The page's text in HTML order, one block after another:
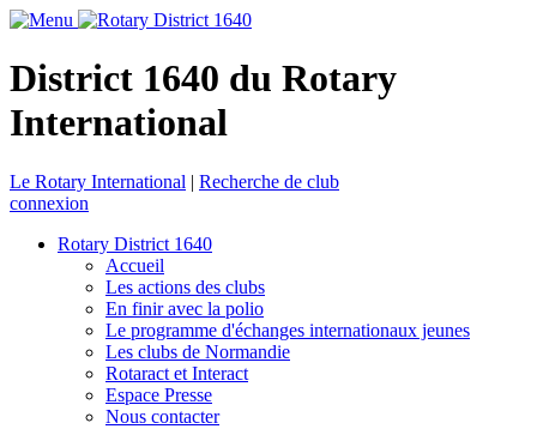
District 1640 du Rotary
International
Le Rotary International | Recherche de club
connexion
Rotary District 1640
Accueil
Les actions des clubs
En finir avec la polio
Le programme d'échanges internationaux jeunes
Les clubs de Normandie
Rotaract et Interact
Espace Presse
Nous contacter